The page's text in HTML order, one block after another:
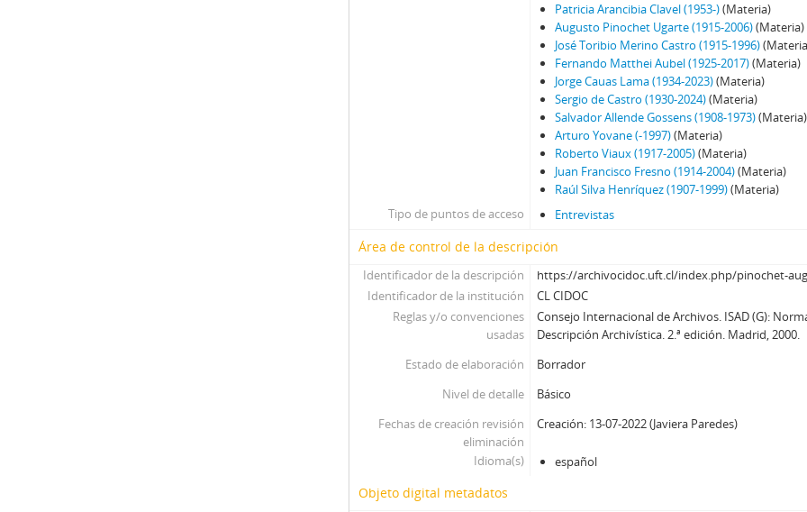
Patricia Arancibia Clavel (1953-)(Materia)
Augusto Pinochet Ugarte (1915-2006)(Materia)
José Toribio Merino Castro (1915-1996)
Fernando Matthei Aubel (1925-2017)(Materia)
Jorge Cauas Lama (1934-2023)(Materia)
Sergio de Castro (1930-2024)(Materia)
Salvador Allende Gossens (1908-1973)(Materia)
Arturo Yovane (-1997)(Materia)
Roberto Viaux (1917-2005)(Materia)
Juan Francisco Fresno (1914-2004)(Materia)
Raúl Silva Henríquez (1907-1999)(Materia)
Tipo de puntos de acceso
Entrevistas
Área de control de la descripción
Identificador de la descripción
https://archivocidoc.uft.cl/index.php/pinochet-
Identificador de la institución
CL CIDOC
Reglas y/o convenciones
usadas
Consejo Internacional de Archivos. ISAD (G):
Descripción Archivística. 2.ª edición. Madrid, 2000.
Estado de elaboración
Borrador
Nivel de detalle
Básico
Fechas de creación revisión
eliminación
Creación: 13-07-2022 (Javiera Paredes)
Idioma(s) español
Objeto digital metadatos